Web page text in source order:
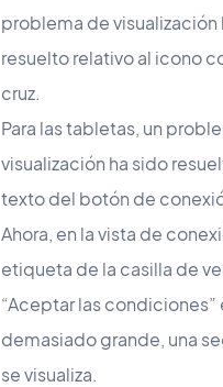
problema de visualización
resuelto relativo al icono
cruz.
Para las tabletas, un
visualización ha sido
texto del botón de
Ahora, en la vista de
etiqueta de la casilla de
“Aceptar las condiciones”
demasiado grande, una
se visualiza.